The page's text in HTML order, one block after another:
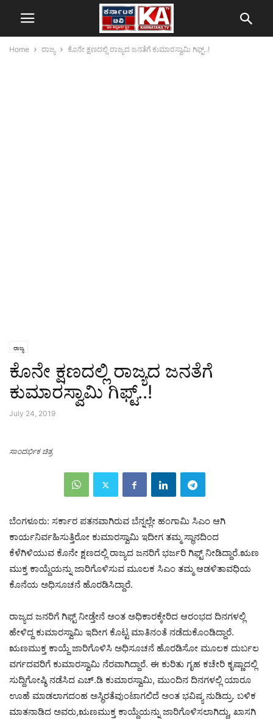
Home ರಾಜ್ಯ ಕೊನೇ ಕ್ಷಣದಲ್ಲಿ ರಾಜ್ಯದ ಜನತೆಗೆ ಕುಮಾರಸ್ವಾಮಿ ಗಿಫ್ಟ್..!
ರಾಜ್ಯ
ಕೊನೇ ಕ್ಷಣದಲ್ಲಿ ರಾಜ್ಯದ ಜನತೆಗೆ
ಕುಮಾರಸ್ವಾಮಿ ಗಿಫ್ಟ್..!
July 24, 2019
ಸಾಂದರ್ಭಿಕ ಚಿತ್ರ
ಬೆಂಗಳೂರು: ಸರ್ಕಾರ ಪತನವಾಗಿರುವ ಬೆನ್ನಲ್ಲೇ ಹಂಗಾಮಿ ಸಿಎಂ ಆಗಿ
ಕಾರ್ಯನಿರ್ವಹಿಸುತ್ತಿರೋ ಕುಮಾರಸ್ವಾಮಿ ಇದೀಗ ತಮ್ಮ ಸ್ಥಾನದಿಂದ
ಕೆಳೆಗಿಳಿಯುವ ಕೊನೇ ಕ್ಷಣದಲ್ಲಿ ರಾಜ್ಯದ ಜನರಿಗೆ ಭರ್ಜರಿ ಗಿಫ್ಟ್ ನೀಡಿದ್ದಾರೆ.ಋಣ
ಮುಕ್ತ ಕಾಯ್ದೆಯನ್ನು ಜಾರಿಗೊಳಿಸುವ ಮೂಲಕ ಸಿಎಂ ತಮ್ಮ ಆಡಳಿತಾವಧಿಯ
ಕೊನೆಯ ಅಧಿಸೂಚನೆ ಹೊರಡಿಸಿದ್ದಾರೆ.
ರಾಜ್ಯದ ಜನರಿಗೆ ಗಿಫ್ಟ್ ನೀಡ್ತೇನೆ ಅಂತ ಅಧಿಕಾರಕ್ಕೇರಿದ ಆರಂಭದ ದಿನಗಳಲ್ಲಿ
ಹೇಳಿದ್ದ ಕುಮಾರಸ್ವಾಮಿ ಇದೀಗ ಕೊಟ್ಟ ಮಾತಿನಂತೆ ನಡೆದುಕೊಂಡಿದ್ದಾರೆ.
ಋಣಮುಕ್ತ ಕಾಯ್ದೆ ಜಾರಿಗೊಳಿಸಿ ಅಧಿಸೂಚನೆ ಹೊರಡಿಸೋ ಮೂಲಕ ದುರ್ಬಲ
ವರ್ಗದವರಿಗೆ ಕುಮಾರಸ್ವಾಮಿ ನೆರವಾಗಿದ್ದಾರೆ. ಈ ಕುರಿತು ಗೃಹ ಕಚೇರಿ ಕೃಷ್ಣಾದಲ್ಲಿ
ಸುದ್ದಿಗೋಷ್ಠಿ ನಡೆಸಿದ ಎಚ್.ಡಿ ಕುಮಾರಸ್ವಾಮಿ, ಮುಂದಿನ ದಿನಗಳಲ್ಲಿ ಯಾರೂ
ಊಹೆ ಮಾಡಲಾಗದಂಹ ಅಸ್ಥಿರತೆವುಂಟಾಗಲಿದೆ ಅಂತ ಭವಿಷ್ಯ ನುಡಿದ್ರು. ಬಳಿಕ
ಮಾತನಾಡಿದ ಅವರು,ಋಣಮುಕ್ತ ಕಾಯ್ದೆಯನ್ನು ಜಾರಿಗೊಳಿಸಲಾಗಿದ್ದು, ಖಾಸಗಿ